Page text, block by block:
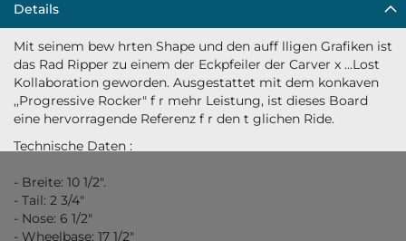
Details
Mit seinem bew hrten Shape und den auff lligen Grafiken ist
das Rad Ripper zu einem der Eckpfeiler der Carver x ...Lost
Kollaboration geworden. Ausgestattet mit dem konkaven
,,Progressive Rocker" f r mehr Leistung, ist dieses Board
eine hervorragende Referenz f r den t glichen Ride.
Technische Daten :
- Breite: 10 1/2".
- Tail: 2 3/4"
- Nose: 6 1/2"
- Wheelbase: 17 1/2"